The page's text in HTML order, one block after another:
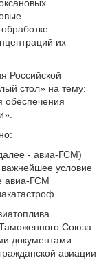
их
Российской
стол» на тему:
обеспечения
- авиа-ГСМ)
условие
авиа-ГСМ
Союза
документами
авиации